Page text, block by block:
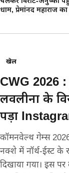
धाम, प्रेमांनद महाराज का
खेल
CWG 2026
लवलीना के
पड़ा
कॉमनवेल्थ गेम्स
नक्शे में नॉर्थ-ईस्ट के
दिखाया गया। इस